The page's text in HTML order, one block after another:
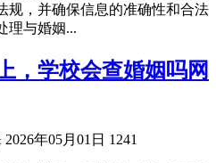
规，并确保信息的准确性和合法
理与婚姻...
，学校会查婚姻吗网
2026年05月01日 1241